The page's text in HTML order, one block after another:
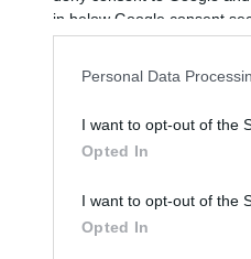
in below Google consent
Personal Data
I want to opt-out of the
Opted In
I want to opt-out of the
Opted In
Ανέζα Άρτας 5-0
5-1
8-1